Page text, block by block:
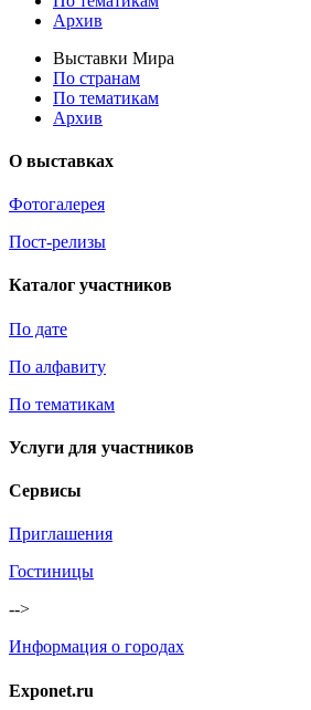
Архив
Выставки Мира
По странам
По тематикам
Архив
О выставках
Фотогалерея
Пост-релизы
Каталог участников
По дате
По алфавиту
По тематикам
Услуги для участников
Сервисы
Приглашения
Гостиницы
-->
Информация о городах
Exponet.ru